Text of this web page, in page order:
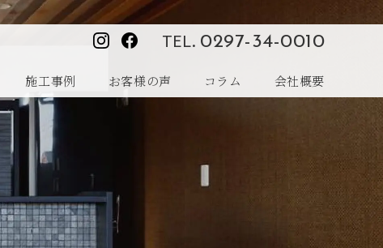
TEL. 0297-34-0010
施工事例 お客様の声 コラム 会社概要